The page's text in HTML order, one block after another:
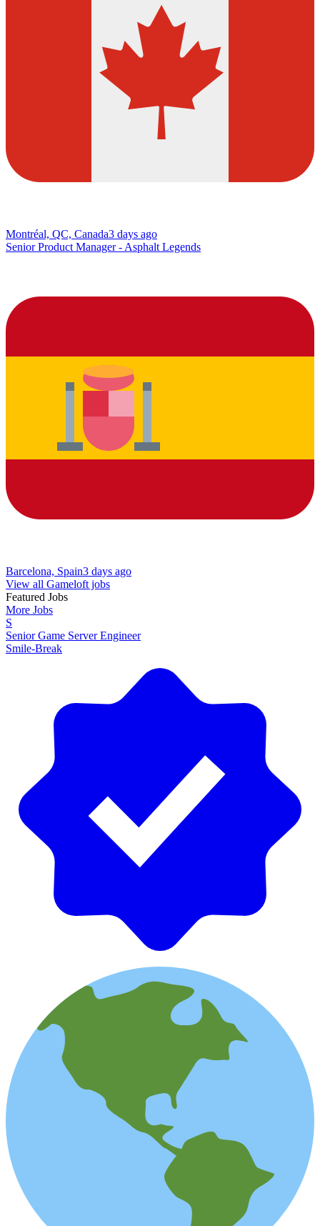
Montréal, QC, Canada3 days ago
Senior Product Manager - Asphalt Legends
Barcelona, Spain3 days ago
View all Gameloft jobs
Featured Jobs
More Jobs
S
Senior Game Server Engineer
Smile-Break